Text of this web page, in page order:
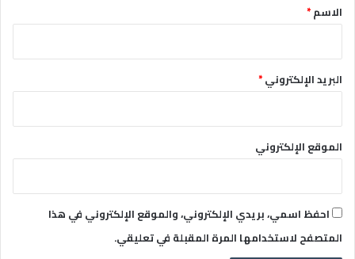
*الاسم*
البريد الإلكتروني*
الموقع الإلكتروني
احفظ اسمي، بريدي الإلكتروني، والموقع الإلكتروني في هذا
المتصفح لاستخدامها المرة المقبلة في تعليقي.